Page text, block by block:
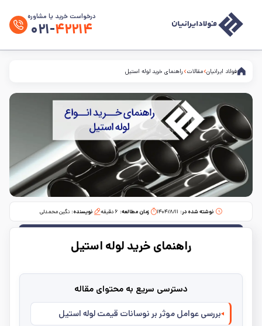
درخواست خرید یا مشاوره
۰۲۱-۴۲۲۱۴
فولاد ایرانیان مقالات راهنمای خرید لوله استیل
نوشته شده در: ۱۴۰۴/۸/۱۱ زمان مطالعه:‌ ۶ دقیقه نویسنده: نگین محمدلی
راهنمای خرید لوله استیل
دسترسی سریع به محتوای مقاله
بررسی عوامل موثر بر نوسانات قیمت لوله استیل